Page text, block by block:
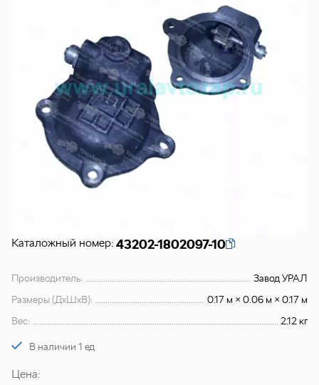
Каталожный номер: 43202-1802097-10
Производитель:
Завод УРАЛ
Размеры (ДхШхВ):
0.17 м × 0.06 м × 0.17 м
Вес:
2.12 кг
В наличии 1 ед
Цена: